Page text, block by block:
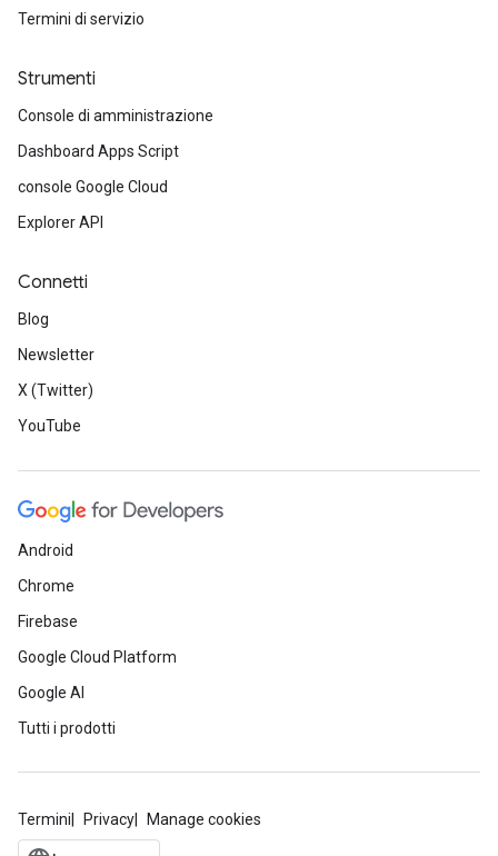
Termini di servizio
Strumenti
Console di amministrazione
Dashboard Apps Script
console Google Cloud
Explorer API
Connetti
Blog
Newsletter
X (Twitter)
YouTube
Android
Chrome
Firebase
Google Cloud Platform
Google AI
Tutti i prodotti
Termini Privacy Manage cookies